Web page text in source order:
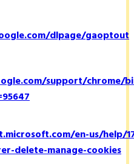
dlpage/gaoptout
support/chrome/
en-us/help/
delete-manage-cookies